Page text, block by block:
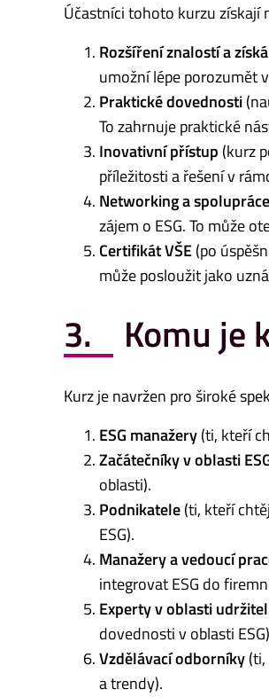
Účastníci tohoto kurzu
Rozšíření znalostí a
umožní lépe porozumět
Praktické dovednosti
To zahrnuje praktické
Inovativní přístup (kurz
příležitosti a řešení v
Networkinga spolupráce
zájem o ESG. To může
CertifikátVŠE(po
může posloužit jako
3. Komu je
Kurz je navržen pro široké
ESG manažery(ti, kteří
Začátečníky v oblasti
oblasti).
Podnikatele(ti, kteří
ESG).
Manažery a vedoucí
integrovat ESG do
Experty v oblasti
dovednosti v oblasti
Vzdělávací odborníky
a trendy).